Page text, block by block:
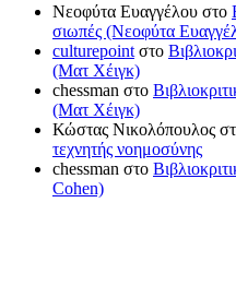
Νεοφύτα Ευαγγέλου στο
σιωπές (Νεοφύτα
culturepoint στο
(Ματ Χέιγκ)
chessman στο
(Ματ Χέιγκ)
Κώστας Νικολόπουλος
τεχνητής νοημοσύνης
chessman στο
Cohen)